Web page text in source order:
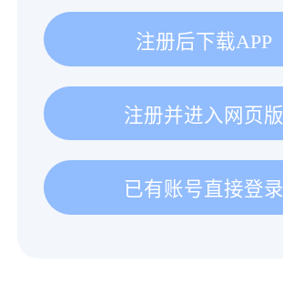
注册后下载APP
注册并进入网页版
已有账号直接登录